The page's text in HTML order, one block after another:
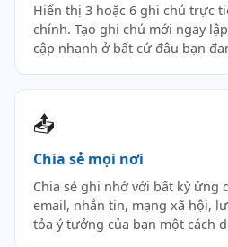
Hiển thị 3 hoặc 6 ghi chú trực
chính. Tạo ghi chú mới ngay
cập nhanh ở bất cứ đâu bạn
📤
Chia sẻ mọi nơi
Chia sẻ ghi nhớ với bất kỳ ứng
email, nhắn tin, mạng xã hội,
tỏa ý tưởng của bạn một cách